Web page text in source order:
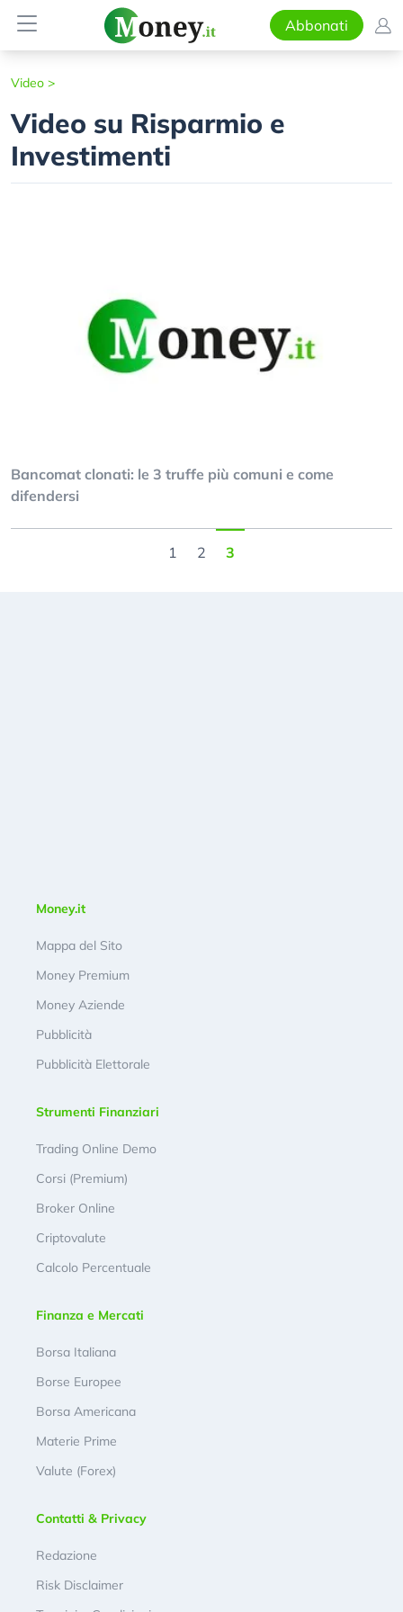
Abbonati
Video >
Video su Risparmio e
Investimenti
Bancomat clonati: le 3 truffe più comuni e come
difendersi
1 2 3
Money.it
Mappa del Sito
Money Premium
Money Aziende
Pubblicità
Pubblicità Elettorale
Strumenti Finanziari
Trading Online Demo
Corsi (Premium)
Broker Online
Criptovalute
Calcolo Percentuale
Finanza e Mercati
Borsa Italiana
Borse Europee
Borsa Americana
Materie Prime
Valute (Forex)
Contatti & Privacy
Redazione
Risk Disclaimer